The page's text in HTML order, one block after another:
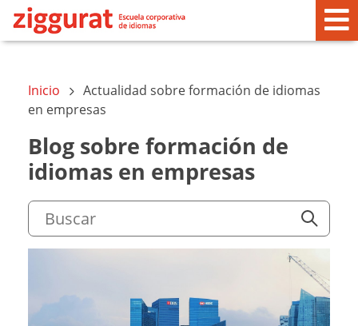
Inicio
Actualidad sobre formación de idiomas
en empresas
Blog sobre formación de
idiomas en empresas